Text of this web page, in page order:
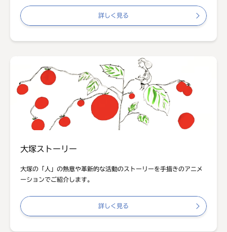
詳しく見る
大塚ストーリー
大塚の「人」の熱意や革新的な活動のストーリーを手描きのアニメ
ーションでご紹介します。
詳しく見る